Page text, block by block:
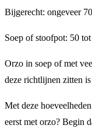
Bijgerecht: ongeveer
Soep of stoofpot: 50
Orzo in soep of met
deze richtlijnen zitten
Met deze
eerst met orzo? Begin